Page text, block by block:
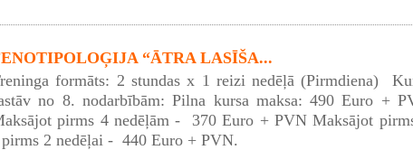
“ĀTRA LASĪŠA...
formāts: 2 stundas x 1 reizi nedēļā (Pirmdiena)
no 8. nodarbībām: Pilna kursa maksa: 490 Euro +
pirms 4 nedēļām - 370 Euro + PVN Maksājot
2 nedēļai - 440 Euro + PVN.